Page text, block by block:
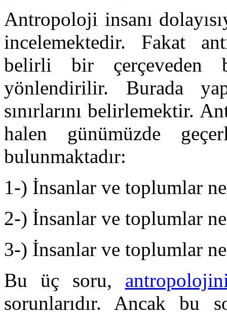
Antropoloji insanı
incelemektedir. Fakat
belirli bir çerçeveden
yönlendirilir. Burada
sınırlarını belirlemektir.
halen günümüzde
bulunmaktadır:
1-) İnsanlar ve toplumlar
2-) İnsanlar ve toplumlar
3-) İnsanlar ve toplumlar
Bu üç soru,
sorunlarıdır. Ancak bu